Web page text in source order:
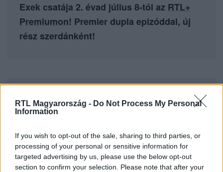
RTL Magyarország - Do Not Process My Personal
Information
If you wish to opt-out of the sale, sharing to third parties, or
processing of your personal or sensitive information for
targeted advertising by us, please use the below opt-out
section to confirm your selection. Please note that after your
Exek csatája 2. évad július 8-tól az RTL+
Premiumon! Premier dupla epizóddal, új
rész szerdánként!
legyen a Google-találatokban!